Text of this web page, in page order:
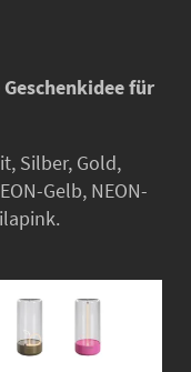
für
Silber, Gold,
Gelb, NEON-